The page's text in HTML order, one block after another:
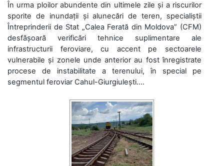
În urma ploilor abundente din ultimele zile și a riscurilor
sporite de inundații și alunecări de teren, specialiștii
Întreprinderii de Stat „Calea Ferată din Moldova” (CFM)
desfășoară verificări tehnice suplimentare ale
infrastructurii feroviare, cu accent pe sectoarele
vulnerabile și zonele unde anterior au fost înregistrate
procese de instabilitate a terenului, în special pe
segmentul feroviar Cahul-Giurgiulești....